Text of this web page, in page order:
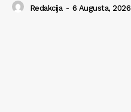
Redakcija - 6 Augusta, 2026